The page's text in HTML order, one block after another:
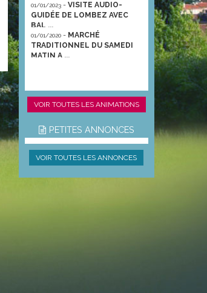
01/01/2023- VISITE AUDIO-
GUIDÉE DE LOMBEZ AVEC
BAL ...
01/01/2020- MARCHÉ
TRADITIONNEL DU SAMEDI
MATIN A ...
VOIR TOUTES LES ANIMATIONS
PETITES ANNONCES
VOIR TOUTES LES ANNONCES